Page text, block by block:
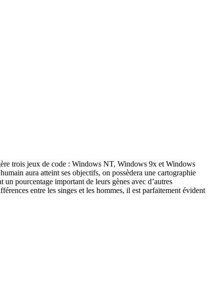
trois jeux de code : Windows NT, Windows 9x et Windows
aura atteint ses objectifs, on possèdera une cartographie
pourcentage important de leurs gènes avec d’autres
entre les singes et les hommes, il est parfaitement évident